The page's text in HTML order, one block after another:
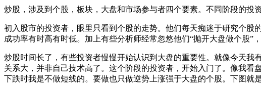
炒股，涉及到个股，板块，大盘和市场参与者四个要素。不同阶段的
初入股市的投资者，眼里只看到个股的走势。他们每天痴迷于研究个
成功率有时高有时低。加上有些分析师经常忽悠他们“抛开大盘做个股
炒股时间长了，有些投资者慢慢开始认识到大盘的重要性。就像今天
关系大，并非自己技术高了。这个阶段的投资者，开始入门了。像我
下跌时我是不做短线的。要做也只做逆势上涨强于大盘的个股。下图就